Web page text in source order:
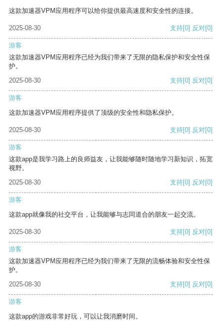
这款加速器VPM应用程序可以给你提供最高速度和安全性的连接。
2025-08-30 支持[0] 反对[0]
游客
这款加速器VPM应用程序已经为我们带来了无限的隐私保护和安全性保
护。
2025-08-30
支持[0] 反对[0]
游客
这款加速器VPM应用程序提供了顶级的安全性和隐私保护。
2025-08-30 支持[0] 反对[0]
游客
这款app是我学习路上的良师益友，让我能够随时随地学习新知识，拓宽
视野。
2025-08-30
支持[0] 反对[0]
游客
这款app就像我的社交平台，让我能够与志同道合的朋友一起交流。
2025-08-30 支持[0] 反对[0]
游客
这款加速器VPM应用程序已经为我们带来了无限的流畅体验和安全性保
护。
2025-08-30
支持[0] 反对[0]
游客
这款app的游戏非常好玩，可以让我消磨时间。